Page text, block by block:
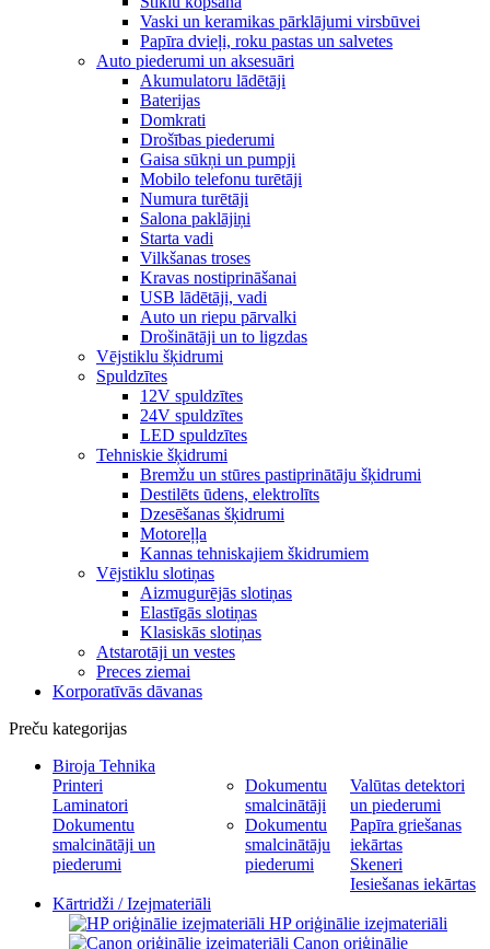
Vaski un keramikas pārklājumi virsbūvei
Papīra dvieļi, roku pastas un salvetes
Auto piederumi un aksesuāri
Akumulatoru lādētāji
Baterijas
Domkrati
Drošības piederumi
Gaisa sūkņi un pumpji
Mobilo telefonu turētāji
Numura turētāji
Salona paklājiņi
Starta vadi
Vilkšanas troses
Kravas nostiprināšanai
USB lādētāji, vadi
Auto un riepu pārvalki
Drošinātāji un to ligzdas
Vējstiklu šķidrumi
Spuldzītes
12V spuldzītes
24V spuldzītes
LED spuldzītes
Tehniskie šķidrumi
Bremžu un stūres pastiprinātāju šķidrumi
Destilēts ūdens, elektrolīts
Dzesēšanas šķidrumi
Motoreļļa
Kannas tehniskajiem škidrumiem
Vējstiklu slotiņas
Aizmugurējās slotiņas
Elastīgās slotiņas
Klasiskās slotiņas
Atstarotāji un vestes
Preces ziemai
Korporatīvās dāvanas
Preču kategorijas
Biroja Tehnika
Printeri
Laminatori
Dokumentu
smalcinātāji un
piederumi
Dokumentu
smalcinātāji
Dokumentu
smalcinātāju
piederumi
Valūtas detektori
un piederumi
Papīra griešanas
iekārtas
Skeneri
Iesiešanas iekārtas
Kārtridži / Izejmateriāli
HP oriģinālie izejmateriāli
Canon oriģinālie